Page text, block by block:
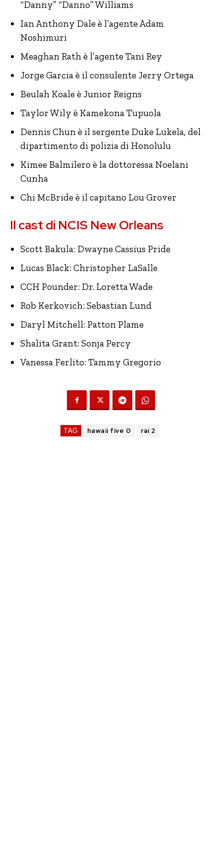
“Danny” “Danno” Williams
Ian Anthony Dale è l’agente Adam
Noshimuri
Meaghan Rath è l’agente Tani Rey
Jorge Garcia è il consulente Jerry Ortega
Beulah Koale è Junior Reigns
Taylor Wily è Kamekona Tupuola
Dennis Chun è il sergente Duke Lukela, del
dipartimento di polizia di Honolulu
Kimee Balmilero è la dottoressa Noelani
Cunha
Chi McBride è il capitano Lou Grover
Il cast di NCIS New Orleans
Scott Bakula: Dwayne Cassius Pride
Lucas Black: Christopher LaSalle
CCH Pounder: Dr. Loretta Wade
Rob Kerkovich: Sebastian Lund
Daryl Mitchell: Patton Plame
Shalita Grant: Sonja Percy
Vanessa Ferlito: Tammy Gregorio
TAG hawaii five 0 rai 2